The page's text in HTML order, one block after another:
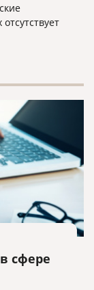
сфере